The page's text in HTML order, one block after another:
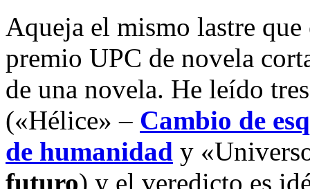
Aqueja el mismo lastre
premio UPC de novela
de una novela. He leído
(«Hélice» – Cambio de
de humanidad y
futuro) y el veredicto es